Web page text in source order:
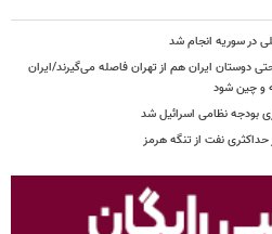
در سوریه انجام شد
دوستان ایران هم از تهران فاصله می‌گیرند/ایران
و چین شود
حداکثری نفت از تنگه هرمز